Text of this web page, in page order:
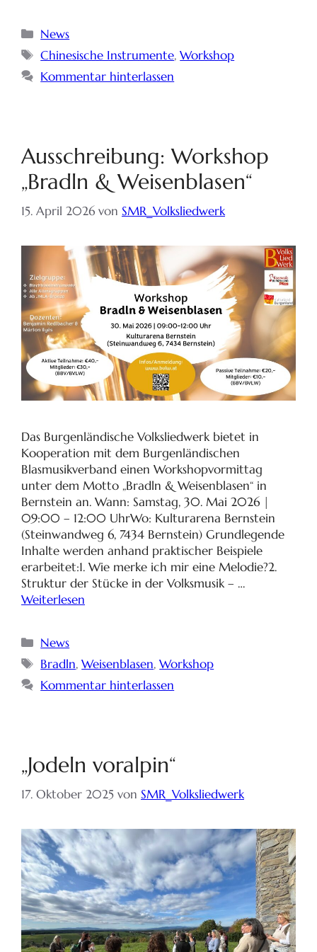
News
Chinesische Instrumente,Workshop
Kommentar hinterlassen
Ausschreibung: Workshop
„Bradln & Weisenblasen“
15. April 2026 von SMR_Volksliedwerk
Das Burgenländische Volksliedwerk bietet in
Kooperation mit dem Burgenländischen
Blasmusikverband einen Workshopvormittag
unter dem Motto „Bradln & Weisenblasen“ in
Bernstein an. Wann: Samstag, 30. Mai 2026 |
09:00 – 12:00 UhrWo: Kulturarena Bernstein
(Steinwandweg 6, 7434 Bernstein) Grundlegende
Inhalte werden anhand praktischer Beispiele
erarbeitet:1. Wie merke ich mir eine Melodie?2.
Struktur der Stücke in der Volksmusik – …
Weiterlesen
News
Bradln,Weisenblasen,Workshop
Kommentar hinterlassen
„Jodeln voralpin“
17. Oktober 2025 von SMR_Volksliedwerk